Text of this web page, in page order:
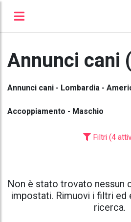
Annunci cani
Annunci cani - Lombardia -
Accoppiamento - Maschio
Filtri (4
Non è stato trovato nessun
impostati. Rimuovi i filtri ed
ricerca.